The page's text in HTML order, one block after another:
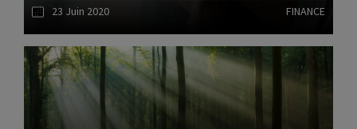
23 Juin 2020 FINANCE
Lire l'article